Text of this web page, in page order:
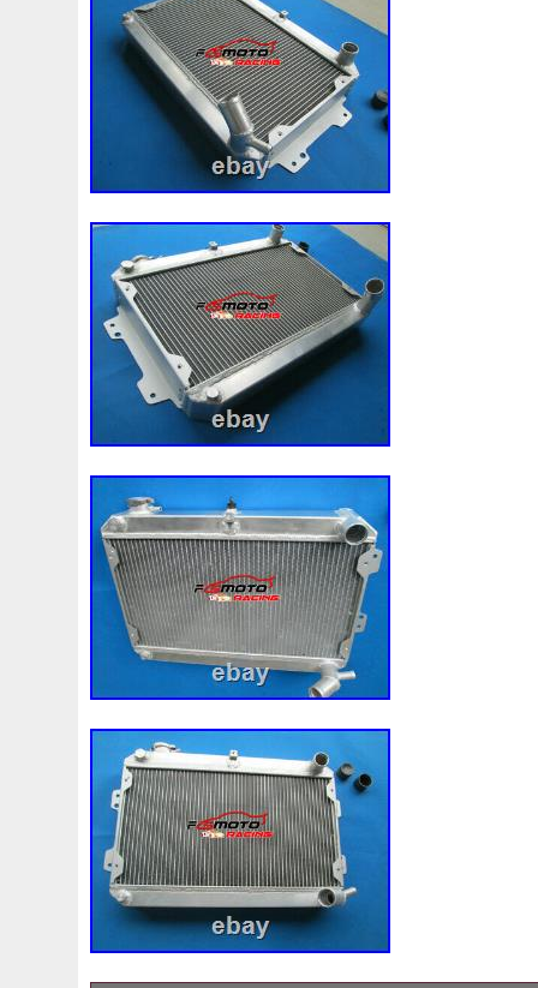
520d 520i 52mm 530d 530i
5q0121205 5q0121205s 5q0121251
5wa121203g 5wa121205b
68087367ab 68139779ac 68249185ab
6pcs 6q012q253r
7l0121207d 7l0121207e 7l0121253a
8-Radiateur 820003729b 868718n
8d0121251at 8d0121251bh 8d9200000
8ew351040401 8k0121003m
8n0422885a 8t1820951e
921005115r 921005824r 92100jx51a
98-05 99-05
A1155010401 A1605000754 A1635000155
A1695001893 A1695002093 A1695002693
A2035000054 A2035000193kz
A2115000693 A2115001693
A2465001303 A2479060100
A9400004 Accesoires Accessoire
Ackoja Acrobate Action Adapté
Africa Ah228t000aa Airis
Alluminio Alpha Alukuehler
Amélioré Amenagement America
Antigel Apachie Appareil